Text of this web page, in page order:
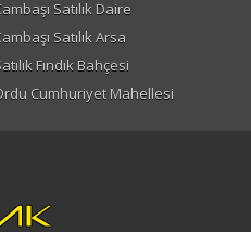
Satılık Daire
Satılık Arsa
Fındık Bahçesi
Cumhuriyet Mahellesi